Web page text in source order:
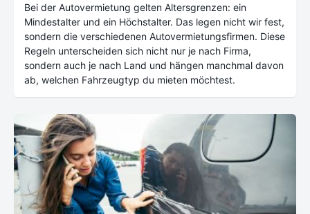
Bei der Autovermietung gelten Altersgrenzen: ein
Mindestalter und ein Höchstalter. Das legen nicht wir fest,
sondern die verschiedenen Autovermietungsfirmen. Diese
Regeln unterscheiden sich nicht nur je nach Firma,
sondern auch je nach Land und hängen manchmal davon
ab, welchen Fahrzeugtyp du mieten möchtest.